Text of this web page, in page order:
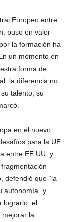
Europeo entre
puso en valor
la formación ha
un momento en
forma de
la diferencia no
talento, su
en el nuevo
para la UE:
entre EE.UU. y
defendió que “la
autonomía” y
lograrlo: el
la